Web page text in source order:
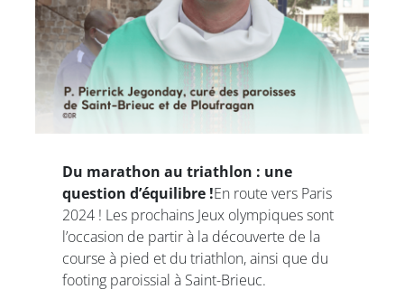
Du marathon au triathlon : une
question d’équilibre !En route vers Paris
2024 ! Les prochains Jeux olympiques sont
l’occasion de partir à la découverte de la
course à pied et du triathlon, ainsi que du
footing paroissial à Saint-Brieuc.